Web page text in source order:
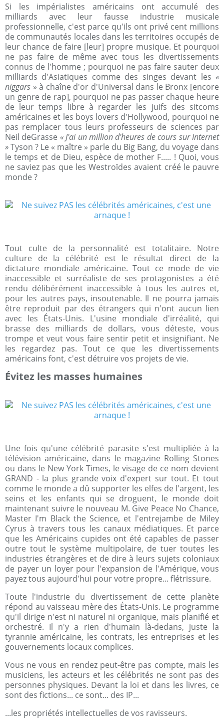
Si les impérialistes américains ont accumulé des
milliards avec leur fausse industrie musicale
professionnelle, c'est parce qu'ils ont privé cent millions
de communautés locales dans les territoires occupés de
leur chance de faire [leur] propre musique. Et pourquoi
ne pas faire de même avec tous les divertissements
connus de l'homme ; pourquoi ne pas faire sauter deux
milliards d'Asiatiques comme des singes devant les «
niggars » à chaîne d'or d'Universal dans le Bronx [encore
un genre de rap], pourquoi ne pas passer chaque heure
de leur temps libre à regarder les juifs des sitcoms
américaines et les boys lovers d'Hollywood, pourquoi ne
pas remplacer tous leurs professeurs de sciences par
Neil deGrasse « J'ai un million d'heures de cours sur Internet
»Tyson ? Le « maître » parle du Big Bang, du voyage dans
le temps et de Dieu, espèce de mother F..... ! Quoi, vous
ne saviez pas que les Westroïdes avaient créé le pauvre
monde ?
Tout culte de la personnalité est totalitaire. Notre
culture de la célébrité est le résultat direct de la
dictature mondiale américaine. Tout ce mode de vie
inaccessible et surréaliste de ses protagonistes a été
rendu délibérément inaccessible à tous les autres et,
pour les autres pays, insoutenable. Il ne pourra jamais
être reproduit par des étrangers qui n'ont aucun lien
avec les États-Unis. L'usine mondiale d'irréalité, qui
brasse des milliards de dollars, vous déteste, vous
trompe et veut vous faire sentir petit et insignifiant. Ne
les regardez pas. Tout ce que les divertissements
américains font, c'est détruire vos projets de vie.
Évitez les masses humaines
Une fois qu'une célébrité parasite s'est multipliée à la
télévision américaine, dans le magazine Rolling Stones
ou dans le New York Times, le visage de ce nom devient
GRAND - la plus grande voix d'expert sur tout. Et tout
comme le monde a dû supporter les elfes de l'argent, les
seins et les enfants qui se droguent, le monde doit
maintenant suivre le nouveau M. Give Peace No Chance,
Master I'm Black the Science, et l'entrejambe de Miley
Cyrus à travers tous les canaux médiatiques. Et parce
que les Américains cupides ont été capables de passer
outre tout le système multipolaire, de tuer toutes les
industries étrangères et de dire à leurs sujets coloniaux
de payer un loyer pour l'expansion de l'Amérique, vous
payez tous aujourd'hui pour votre propre... flétrissure.
Toute l'industrie du divertissement de cette planète
répond au vaisseau mère des États-Unis. Le programme
qu'il dirige n'est ni naturel ni organique, mais planifié et
orchestré. Il n'y a rien d'humain là-dedans, juste la
tyrannie américaine, les contrats, les entreprises et les
gouvernements locaux complices.
Vous ne vous en rendez peut-être pas compte, mais les
musiciens, les acteurs et les célébrités ne sont pas des
personnes physiques. Devant la loi et dans les livres, ce
sont des fictions... ce sont... des IP...
...les propriétés intellectuelles de vos ravisseurs.